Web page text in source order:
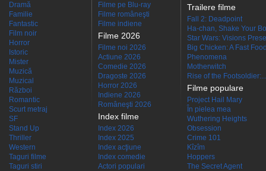
Dramă
Familie
Fantastic
Film noir
Horror
Istoric
Mister
Muzică
Muzical
Război
Romantic
Scurt metraj
SF
Stand Up
Thriller
Western
Taguri filme
Taguri stiri
Filme pe Blu-ray
Filme româneşti
Filme indiene
Filme 2026
Filme noi 2026
Actiune 2026
Comedie 2026
Dragoste 2026
Horror 2026
Indiene 2026
Româneşti 2026
Index filme
Index 2026
Index 2025
Index acţiune
Index comedie
Actori populari
Trailere filme
Fall 2: Deadpoint
Ha-chan, Shake Your
Star Wars: Visions
Big Chicken: A Fast
Phenomena
Motherwitch
Rise of the Footsoldier:...
Filme populare
Project Hail Mary
În pielea mea
Wuthering Heights
Obsession
Crime 101
Kîzîm
Hoppers
The Secret Agent